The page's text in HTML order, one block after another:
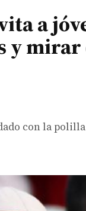
a
y
con la